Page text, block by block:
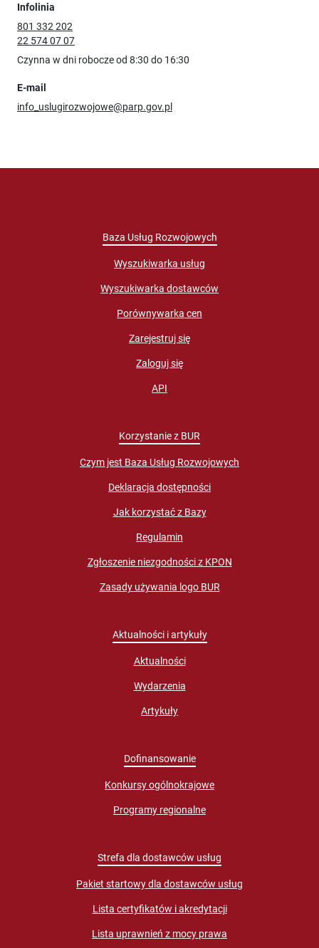
Infolinia
801 332 202
22 574 07 07
Czynna w dni robocze od 8:30 do 16:30
E-mail
info_uslugirozwojowe@parp.gov.pl
Baza Usług Rozwojowych
Wyszukiwarka usług
Wyszukiwarka dostawców
Porównywarka cen
Zarejestruj się
Zaloguj się
API
Korzystanie z BUR
Czym jest Baza Usług Rozwojowych
Deklaracja dostępności
Jak korzystać z Bazy
Regulamin
Zgłoszenie niezgodności z KPON
Zasady używania logo BUR
Aktualności i artykuły
Aktualności
Wydarzenia
Artykuły
Dofinansowanie
Konkursy ogólnokrajowe
Programy regionalne
Strefa dla dostawców usług
Pakiet startowy dla dostawców usług
Lista certyfikatów i akredytacji
Lista uprawnień z mocy prawa